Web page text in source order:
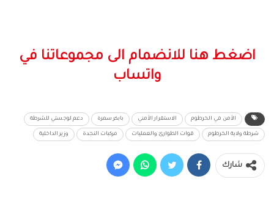
اضغط هنا للانضمام الى مجموعاتنا في
واتساب
الأمن في الخرطوم الاستقرار الأمني بابكر سمرة دعم لوجستي للشرطة
شرطة ولاية الخرطوم قوات الطوارئ والعمليات مركبات النجدة وزير الداخلية
شارك